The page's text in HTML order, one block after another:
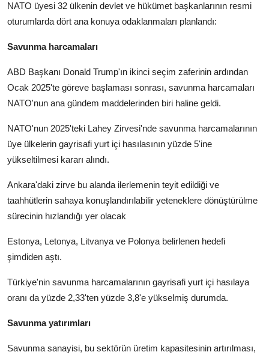
NATO üyesi 32 ülkenin devlet ve hükümet başkanlarının resmi
oturumlarda dört ana konuya odaklanmaları planlandı:
Savunma harcamaları
ABD Başkanı Donald Trump'ın ikinci seçim zaferinin ardından
Ocak 2025'te göreve başlaması sonrası, savunma harcamaları
NATO'nun ana gündem maddelerinden biri haline geldi.
NATO'nun 2025'teki Lahey Zirvesi'nde savunma harcamalarının
üye ülkelerin gayrisafi yurt içi hasılasının yüzde 5'ine
yükseltilmesi kararı alındı.
Ankara'daki zirve bu alanda ilerlemenin teyit edildiği ve
taahhütlerin sahaya konuşlandırılabilir yeteneklere dönüştürülme
sürecinin hızlandığı yer olacak
Estonya, Letonya, Litvanya ve Polonya belirlenen hedefi
şimdiden aştı.
Türkiye'nin savunma harcamalarının gayrisafi yurt içi hasılaya
oranı da yüzde 2,33'ten yüzde 3,8'e yükselmiş durumda.
Savunma yatırımları
Savunma sanayisi, bu sektörün üretim kapasitesinin artırılması,